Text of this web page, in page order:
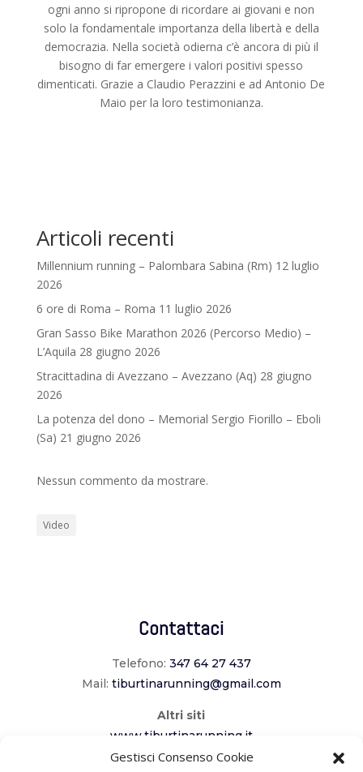
Gestisci Consenso Cookie
ogni anno si ripropone di ricordare ai giovani e non
solo la fondamentale importanza della libertà e della
democrazia. Nella società odierna c’è ancora di più il
bisogno di far emergere i valori positivi spesso
dimenticati. Grazie a Claudio Perazzini e ad Antonio De
Maio per la loro testimonianza.
Articoli recenti
Millennium running – Palombara Sabina (Rm) 12 luglio
2026
6 ore di Roma – Roma 11 luglio 2026
Gran Sasso Bike Marathon 2026 (Percorso Medio) –
L’Aquila 28 giugno 2026
Stracittadina di Avezzano – Avezzano (Aq) 28 giugno
2026
La potenza del dono – Memorial Sergio Fiorillo – Eboli
(Sa) 21 giugno 2026
Nessun commento da mostrare.
Video
Contattaci
Telefono: 347 64 27 437
Mail: tiburtinarunning@gmail.com
Altri siti
www.tiburtinarunning.it
www.corriladuecomuni.it